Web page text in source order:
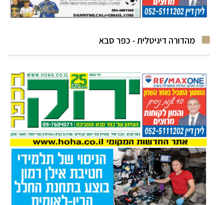
מהדורה דיגיטלית - כפר סבא